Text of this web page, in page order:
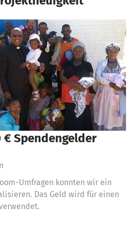
€ Spendengelder
Umfragen konnten wir ein
Das Geld wird für einen